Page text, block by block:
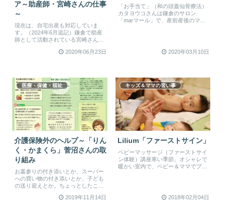
ア～助産師・宮崎さんの仕事
～
現在は、自宅出産も対応していま
す。（2024年6月追記）鎌倉で助産
師として活動されている宮崎さん。
2020年06月23日
「お手当て」（和の頭蓋仙骨療法）
カタヨウコさんは鎌倉のサロン
「marマール」で、産前産後のママ
2020年03月10日
医療・保健・福祉
介護保険外のヘルプ～「りん
く・かまくら」菅沼さんの取
り組み
お墓参りの付き添いとか、スーパー
への買い物の付き添いとか、子ども
の送り迎えとか。ちょっとしたこと
2019年11月14日
キッズ＆ママの習い事
Lilium「ファーストサイン」
ベビーマッサージ（ファーストサイ
ン体験）講座寒い季節。オシャレで
暖かい室内で、ベビー＆ママでプチ
2018年02月04日